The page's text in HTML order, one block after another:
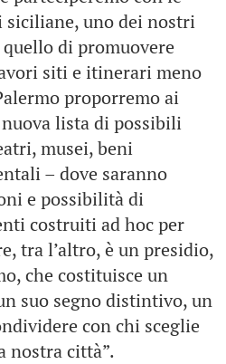
uno dei nostri
di promuovere
siti e itinerari meno
proporremo ai
lista di possibili
musei, beni
– dove saranno
e possibilità di
costruiti ad hoc per
tra l’altro, è un presidio,
che costituisce un
suo segno distintivo, un
con chi sceglie
nostra città”.